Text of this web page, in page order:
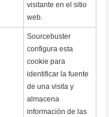
visitante en el sitio
web.
Sourcebuster
configura esta
cookie para
identificar la fuente
de una visita y
almacena
información de las